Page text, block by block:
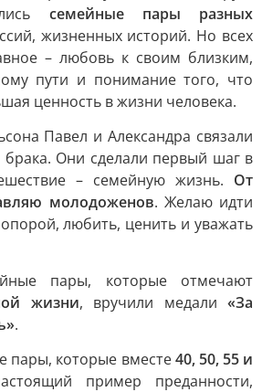
семейные пары разных
жизненных историй. Но всех
– любовь к своим близким,
пути и понимание того, что
ценность в жизни человека.
Павел и Александра связали
брака. Они сделали первый шаг в
– семейную жизнь. От
молодоженов. Желаю идти
любить, ценить и уважать
пары, которые отмечают
жизни, вручили медали«За
.
которые вместе40, 50, 55 и
пример преданности,